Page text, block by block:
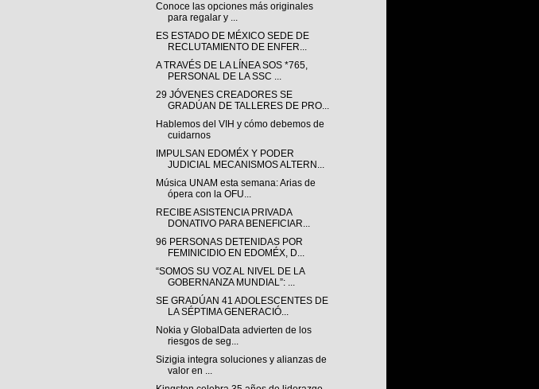
Conoce las opciones más originales
para regalar y ...
ES ESTADO DE MÉXICO SEDE DE
RECLUTAMIENTO DE ENFER...
A TRAVÉS DE LA LÍNEA SOS *765,
PERSONAL DE LA SSC ...
29 JÓVENES CREADORES SE
GRADÚAN DE TALLERES DE PRO...
Hablemos del VIH y cómo debemos de
cuidarnos
IMPULSAN EDOMÉX Y PODER
JUDICIAL MECANISMOS ALTERN...
Música UNAM esta semana: Arias de
ópera con la OFU...
RECIBE ASISTENCIA PRIVADA
DONATIVO PARA BENEFICIAR...
96 PERSONAS DETENIDAS POR
FEMINICIDIO EN EDOMÉX, D...
“SOMOS SU VOZ AL NIVEL DE LA
GOBERNANZA MUNDIAL”: ...
SE GRADÚAN 41 ADOLESCENTES DE
LA SÉPTIMA GENERACIÓ...
Nokia y GlobalData advierten de los
riesgos de seg...
Sizigia integra soluciones y alianzas de
valor en ...